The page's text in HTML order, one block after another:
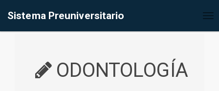
Sistema Preuniversitario
ODONTOLOGÍA